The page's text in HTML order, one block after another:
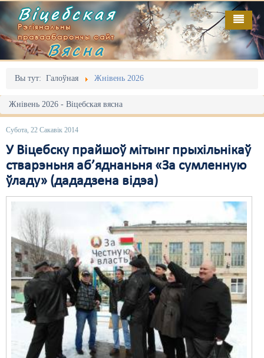
Віцебская
Рэгіянальны
праваабарончы сайт
Вясна
Вы тут: Галоўная Жнівень 2026
Жнівень 2026 - Віцебская вясна
Субота, 22 Сакавік 2014
У Віцебску прайшоў мітынг прыхільнікаў
стварэньня аб’яднаньня «За сумленную
ўладу» (дададзена відэа)
Галоўная
Адміністрацыйны перасьлед
Акцыі
Выбары
Грамадзянскія ініцыятывы
Дзяржава
Дыскрымінацыя
Затрыманьні
Карная псыхіятрыя
КПЧ ААН
Культурныя правы
Выданьні
Відэа
Пра нас
RSS